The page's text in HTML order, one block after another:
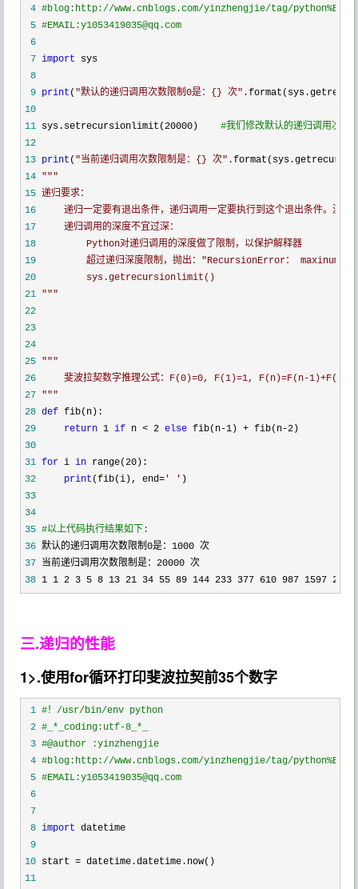
4 #blog:http://www.cnblogs.com/yinzhengjie/tag/
5 #EMAIL:y1053419035@qq.com
6
7 import
8
9 print ( "默认的递归调用次数限制0是：{} 次"
10
11 sys.setrecursionlimit(20000) #我们修改默认的递归调用次数
12
13 print ( "当前递归调用次数限制是：{} 次"
14 """
15
16
17
18
19
20
21 """
22
23
24
25 """
26
27 """
28 def
29
return 1 if n < 2 else fib(n-1) + fib(n-2
30
31 for i in range(20
32
print (fib(i), end= ' '
33
34
35 #以上代码执行结果如下:
36 默认的递归调用次数限制0是：1000
37 当前递归调用次数限制是：20000
38 1 1 2 3 5 8 13 21 34 55 89 144 233 377 610 987 1597
三.递归的性能
1>.使用for循环打印斐波拉契前35个数字
1 #！/usr/bin/env python
2 # _*_coding:utf-8_*_
3 #@author :yinzhengjie
4 #blog:http://www.cnblogs.com/yinzhengjie/tag/
5 #EMAIL:y1053419035@qq.com
6
7
8 import
9
10 start =
11